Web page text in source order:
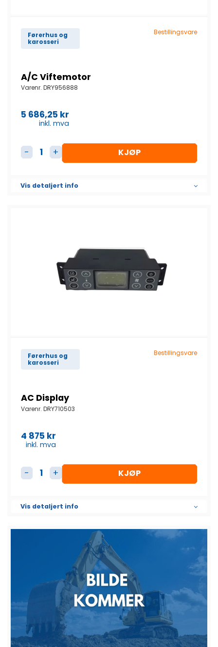
Førerhus og
karosseri
Bestillingsvare
A/C Viftemotor
Varenr. DRY956888
5 686,25 kr
inkl. mva
A/C Viftemotor antall KJØP
Vis detaljert info
Førerhus og
karosseri
Bestillingsvare
AC Display
Varenr. DRY710503
4 875 kr
inkl. mva
AC Display antall KJØP
Vis detaljert info